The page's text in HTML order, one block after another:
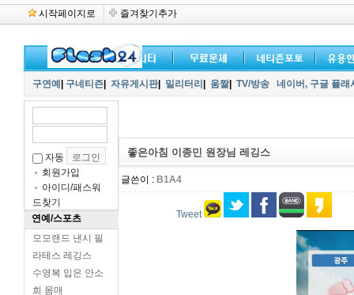
시작페이지로 즐겨찾기추가
구연예 구네티즌 자유게시판| 밀리터리 움짤| TV/방송 네이버, 구글 플
자동
회원가입
아이디/패스워
드찾기
연예/스포츠
모모랜드 낸시 필
라테스 레깅스
수영복 입은 안소
희 몸매
좋은아침 이종민 원장님 레깅스
글쓴이 : B1A4
Tweet